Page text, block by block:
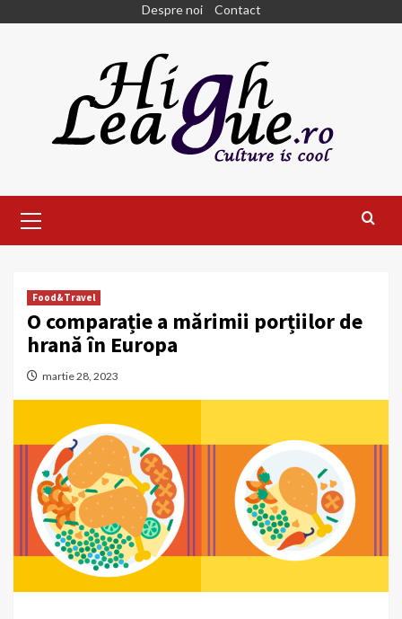
Despre noi Contact
Menu
Food&Travel
O comparație a mărimii porțiilor de
hrană în Europa
martie 28, 2023